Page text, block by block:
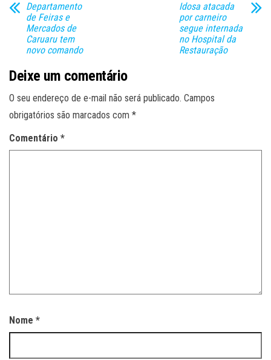
Departamento
de Feiras e
Mercados de
Caruaru tem
novo comando
Idosa atacada
por carneiro
segue internada
no Hospital da
Restauração
Deixe um comentário
O seu endereço de e-mail não será publicado. Campos
obrigatórios são marcados com *
Comentário *
Nome *